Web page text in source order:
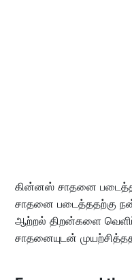
கின்னஸ் சாதனை
சாதனை படைத்ததற்கு
ஆற்றல் திறன்களை
சாதனையுடன்